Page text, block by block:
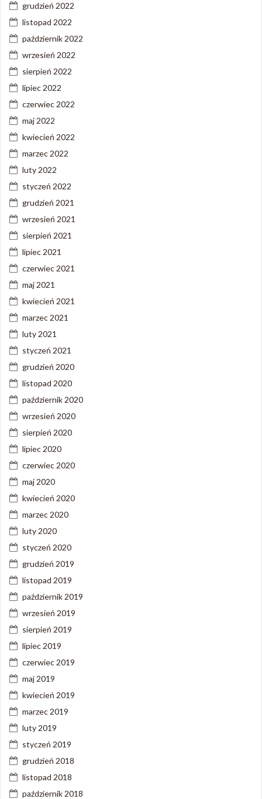
grudzień 2022
listopad 2022
październik 2022
wrzesień 2022
sierpień 2022
lipiec 2022
czerwiec 2022
maj 2022
kwiecień 2022
marzec 2022
luty 2022
styczeń 2022
grudzień 2021
wrzesień 2021
sierpień 2021
lipiec 2021
czerwiec 2021
maj 2021
kwiecień 2021
marzec 2021
luty 2021
styczeń 2021
grudzień 2020
listopad 2020
październik 2020
wrzesień 2020
sierpień 2020
lipiec 2020
czerwiec 2020
maj 2020
kwiecień 2020
marzec 2020
luty 2020
styczeń 2020
grudzień 2019
listopad 2019
październik 2019
wrzesień 2019
sierpień 2019
lipiec 2019
czerwiec 2019
maj 2019
kwiecień 2019
marzec 2019
luty 2019
styczeń 2019
grudzień 2018
listopad 2018
październik 2018